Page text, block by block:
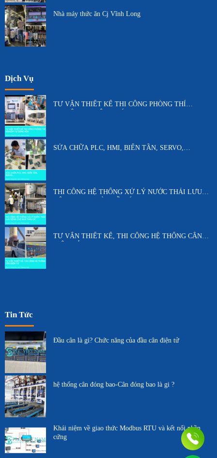
Nhà máy thức ăn Cj Vĩnh Long
Dịch Vụ
TƯ VẤN THIẾT KẾ THI CÔNG PHÒNG THÍ
SỬA CHỮA PLC, HMI, BIẾN TẦN, SERVO,…
THI CÔNG HỆ THỐNG XỬ LÝ NƯỚC THẢI LƯU
TƯ VẤN THIẾT KẾ, THI CÔNG HỆ THỐNG CÂN
Tin Tức
Đầu cân là gì? Chức năng của đầu cân điện tử
hệ thống cân đóng bao-Cân đóng bao là gi ?
Khái niệm về giao thức Modbus RTU và kết nối phần
cứng